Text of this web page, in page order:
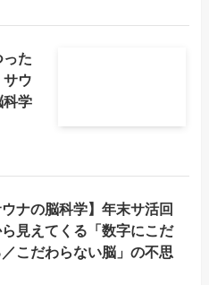
った
サウ
科学
ウナの脳科学】年末サ活回
見えてくる「数字にこだ
こだわらない脳」の不思